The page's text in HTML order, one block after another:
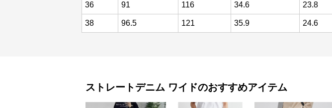
36 91 116 34.6 23.8
38 96.5 121 35.9 24.6
ストレートデニム ワイドのおすすめアイテム